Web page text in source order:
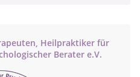
Heilpraktiker für
Berater e.V.